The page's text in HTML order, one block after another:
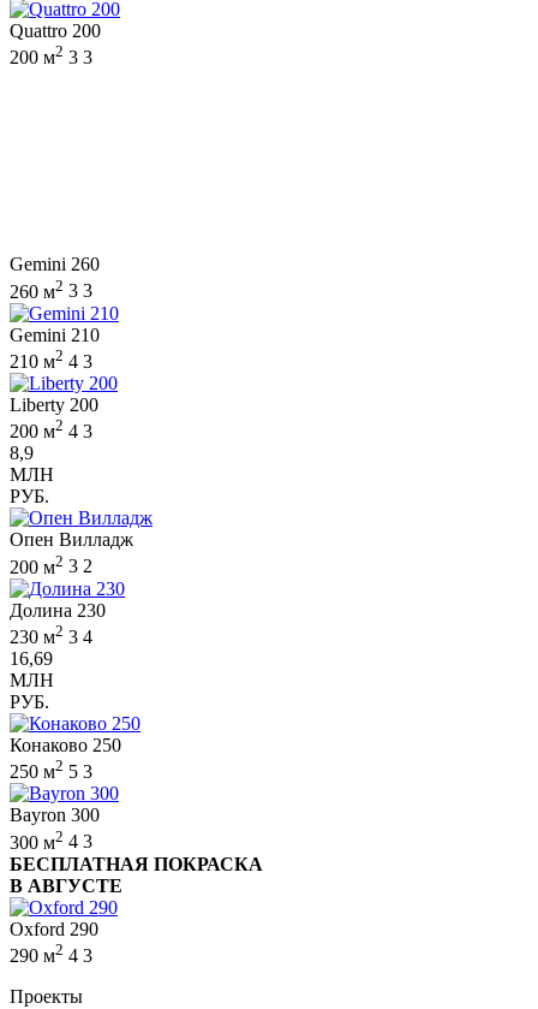
Quattro 200
200 м2 3 3
Gemini 260
260 м2 3 3
Gemini 210
210 м2 4 3
Liberty 200
200 м2 4 3
8,9
МЛН
РУБ.
Опен Вилладж
200 м2 3 2
Долина 230
230 м2 3 4
16,69
МЛН
РУБ.
Конаково 250
250 м2 5 3
Bayron 300
300 м2 4 3
БЕСПЛАТНАЯ ПОКРАСКА
В АВГУСТЕ
Oxford 290
290 м2 4 3
Проекты